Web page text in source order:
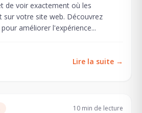
de voir exactement où les
sur votre site web. Découvrez
améliorer l'expérience...
Lire la suite →
10 min de lecture